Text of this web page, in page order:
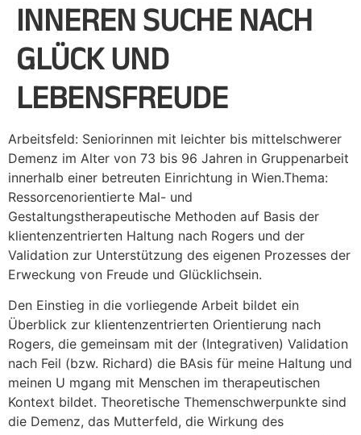
INNEREN SUCHE NACH
GLÜCK UND
LEBENSFREUDE
Arbeitsfeld: Seniorinnen mit leichter bis mittelschwerer
Demenz im Alter von 73 bis 96 Jahren in Gruppenarbeit
innerhalb einer betreuten Einrichtung in Wien.Thema:
Ressorcenorientierte Mal- und
Gestaltungstherapeutische Methoden auf Basis der
klientenzentrierten Haltung nach Rogers und der
Validation zur Unterstützung des eigenen Prozesses der
Erweckung von Freude und Glücklichsein.
Den Einstieg in die vorliegende Arbeit bildet ein
Überblick zur klientenzentrierten Orientierung nach
Rogers, die gemeinsam mit der (Integrativen) Validation
nach Feil (bzw. Richard) die BAsis für meine Haltung und
meinen U mgang mit Menschen im therapeutischen
Kontext bildet. Theoretische Themenschwerpunkte sind
die Demenz, das Mutterfeld, die Wirkung des